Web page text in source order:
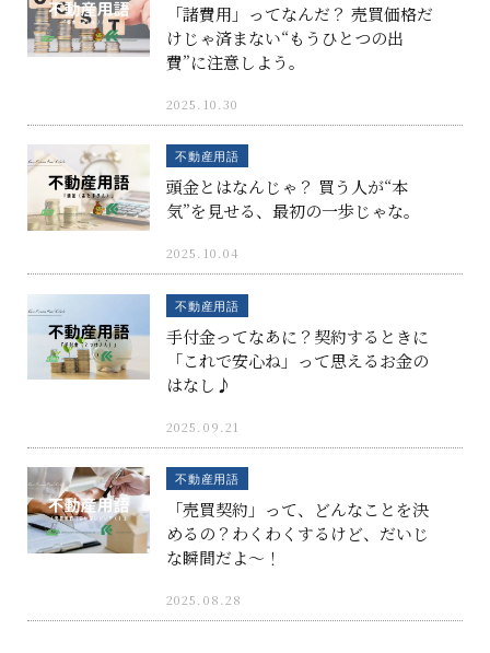
「諸費用」ってなんだ？ 売買価格だ
けじゃ済まない“もうひとつの出
費”に注意しよう。
2025.10.30
不動産用語
頭金とはなんじゃ？ 買う人が“本
気”を見せる、最初の一歩じゃな。
2025.10.04
不動産用語
手付金ってなあに？契約するときに
「これで安心ね」って思えるお金の
はなし♪
2025.09.21
不動産用語
「売買契約」って、どんなことを決
めるの？わくわくするけど、だいじ
な瞬間だよ〜！
2025.08.28